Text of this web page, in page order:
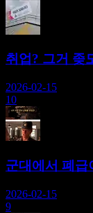
취업? 그거 좆
2026-02-15
10
군대에서 폐급
2026-02-15
9